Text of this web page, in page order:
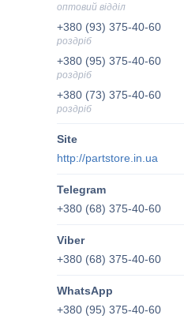
оптовий відділ
+380 (93) 375-40-60
роздріб
+380 (95) 375-40-60
роздріб
+380 (73) 375-40-60
роздріб
http://partstore.in.ua
+380 (68) 375-40-60
+380 (68) 375-40-60
+380 (95) 375-40-60